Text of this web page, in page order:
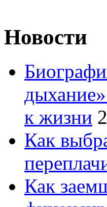
Новости
к жизни
Как
Как